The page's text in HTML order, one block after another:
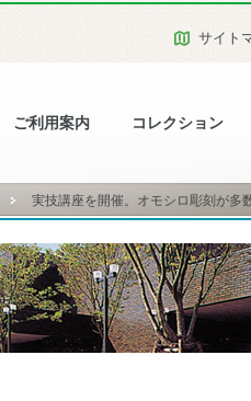
ご利用案内 コレクション
サイト
実技講座を開催。オモシロ彫刻が多